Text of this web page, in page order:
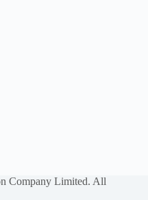
Company Limited. All